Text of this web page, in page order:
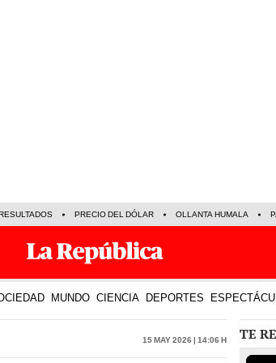
PRECIO DEL DÓLAR OLLANTA HUMALA
MUNDO CIENCIA DEPORTES
15 May 2026 | 14:06 h TE